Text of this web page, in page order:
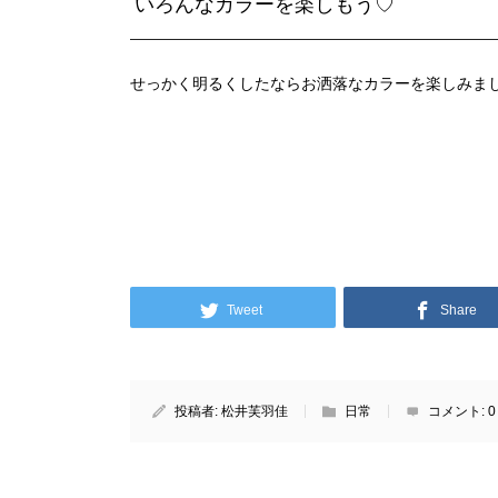
せっかく明るくしたならお洒落なカラーを楽しみま
Tweet Share
投稿者: 松井芙羽佳 日常 コメント: 0